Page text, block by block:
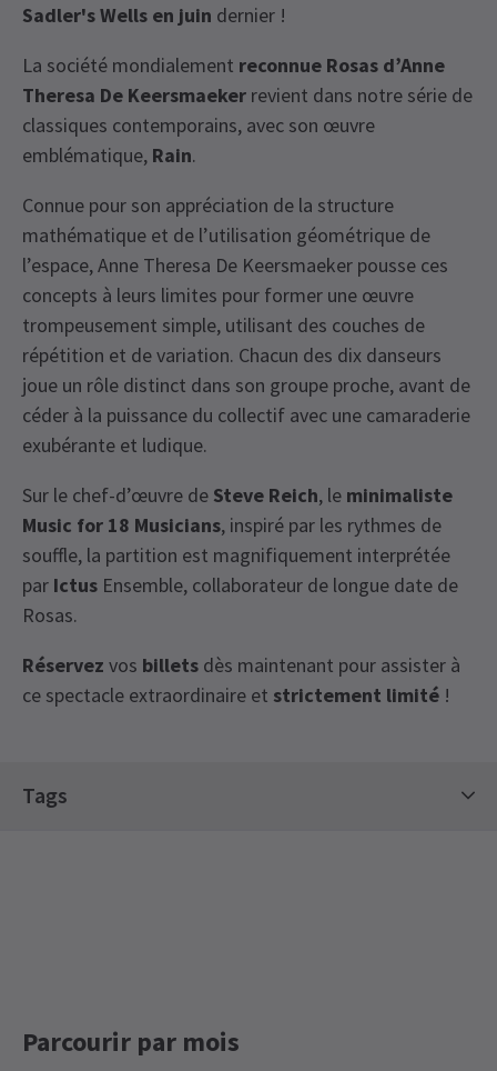
Sadler's Wells en juin dernier !
La société mondialement reconnue Rosas d’Anne
Theresa De Keersmaeker revient dans notre série de
classiques contemporains, avec son œuvre
emblématique, Rain.
Connue pour son appréciation de la structure
mathématique et de l’utilisation géométrique de
l’espace, Anne Theresa De Keersmaeker pousse ces
concepts à leurs limites pour former une œuvre
trompeusement simple, utilisant des couches de
répétition et de variation. Chacun des dix danseurs
joue un rôle distinct dans son groupe proche, avant de
céder à la puissance du collectif avec une camaraderie
exubérante et ludique.
Sur le chef-d’œuvre de Steve Reich, le minimaliste
Music for 18 Musicians, inspiré par les rythmes de
souffle, la partition est magnifiquement interprétée
par Ictus Ensemble, collaborateur de longue date de
Rosas.
Réservez vos billets dès maintenant pour assister à
ce spectacle extraordinaire et strictement limité !
Tags
Parcourir par mois